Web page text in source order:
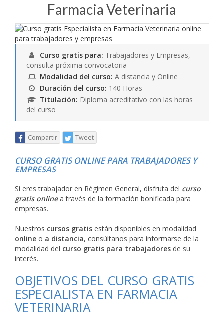
Farmacia Veterinaria
Curso gratis para: Trabajadores y Empresas,
consulta próxima convocatoria
Modalidad del curso: A distancia y Online
Duración del curso: 140 Horas
Titulación: Diploma acreditativo con las horas
del curso
Compartir Tweet
CURSO GRATIS ONLINE PARA TRABAJADORES Y
EMPRESAS
Si eres trabajador en Régimen General, disfruta del curso
gratis onlinea través de la formación bonificada para
empresas.
Nuestros cursos gratis están disponibles en modalidad
online o a distancia, consúltanos para informarse de la
modalidad del curso gratis para trabajadores de su
interés.
OBJETIVOS DEL CURSO GRATIS
ESPECIALISTA EN FARMACIA
VETERINARIA